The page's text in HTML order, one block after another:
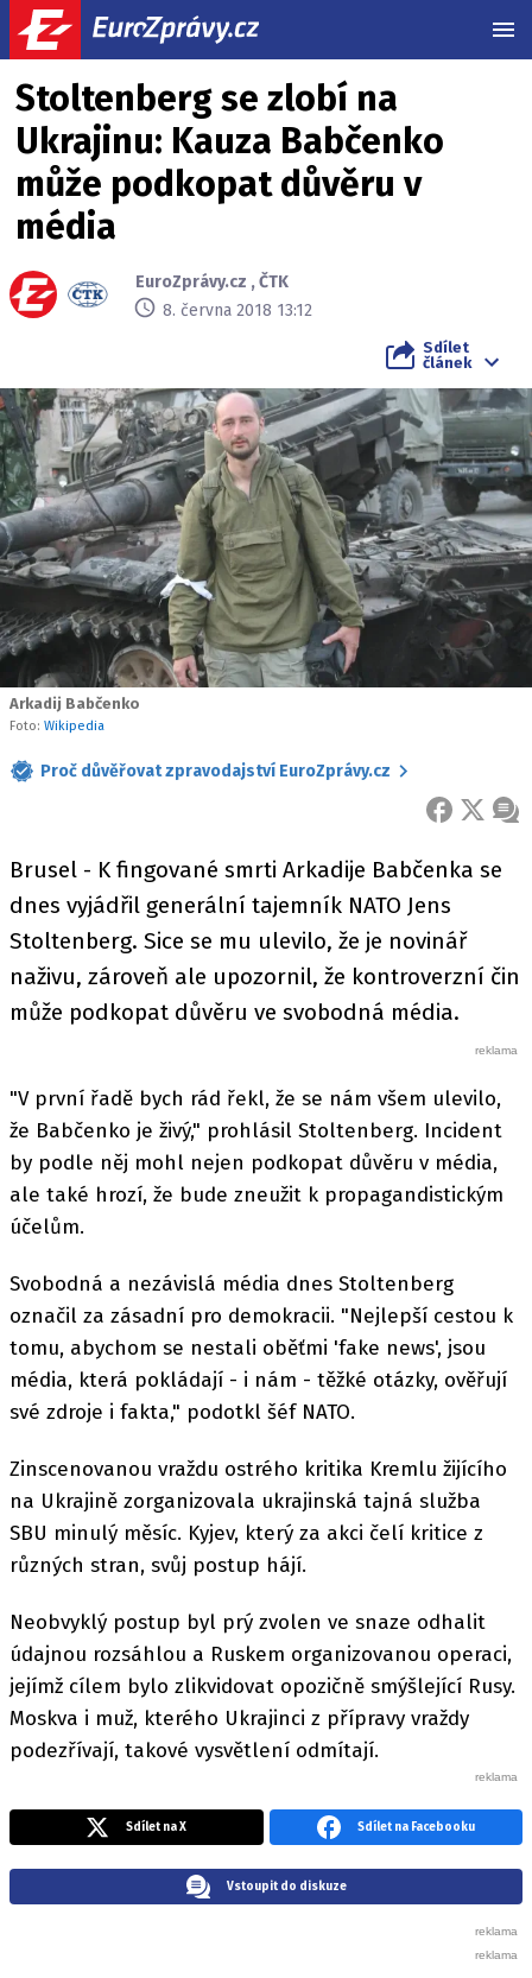
Stoltenberg se zlobí na
Ukrajinu: Kauza Babčenko
může podkopat důvěru v
média
EuroZprávy.cz ,ČTK
8. června 2018 13:12
Sdílet
článek
Arkadij Babčenko
Foto: Wikipedia
Proč důvěřovat zpravodajství EuroZprávy.cz
FACEBOOK
X
Brusel - K fingované smrti Arkadije Babčenka se
dnes vyjádřil generální tajemník NATO Jens
Stoltenberg. Sice se mu ulevilo, že je novinář
naživu, zároveň ale upozornil, že kontroverzní čin
může podkopat důvěru ve svobodná média.
"V první řadě bych rád řekl, že se nám všem ulevilo,
že Babčenko je živý," prohlásil Stoltenberg. Incident
by podle něj mohl nejen podkopat důvěru v média,
ale také hrozí, že bude zneužit k propagandistickým
účelům.
Svobodná a nezávislá média dnes Stoltenberg
označil za zásadní pro demokracii. "Nejlepší cestou k
tomu, abychom se nestali oběťmi 'fake news', jsou
média, která pokládají - i nám - těžké otázky, ověřují
své zdroje i fakta," podotkl šéf NATO.
Zinscenovanou vraždu ostrého kritika Kremlu žijícího
na Ukrajině zorganizovala ukrajinská tajná služba
SBU minulý měsíc. Kyjev, který za akci čelí kritice z
různých stran, svůj postup hájí.
Neobvyklý postup byl prý zvolen ve snaze odhalit
údajnou rozsáhlou a Ruskem organizovanou operaci,
jejímž cílem bylo zlikvidovat opozičně smýšlející Rusy.
Moskva i muž, kterého Ukrajinci z přípravy vraždy
podezřívají, takové vysvětlení odmítají.
Sdílet na X Sdílet na Facebooku
Vstoupit do diskuze